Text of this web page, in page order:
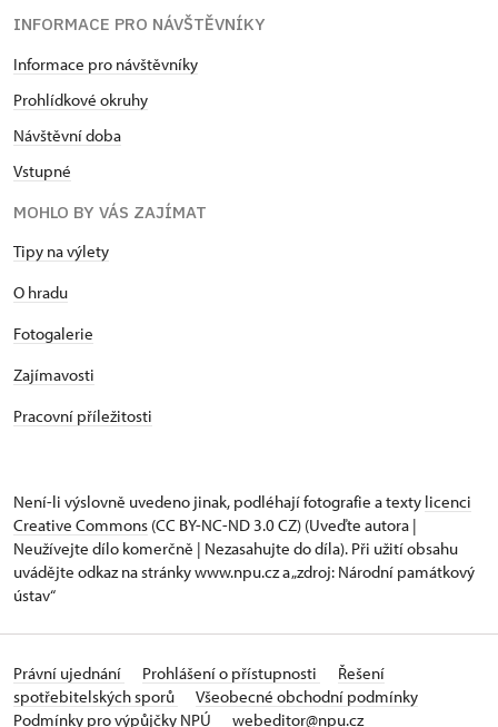
INFORMACE PRO NÁVŠTĚVNÍKY
Informace pro návštěvníky
Prohlídkové okruhy
Návštěvní doba
Vstupné
MOHLO BY VÁS ZAJÍMAT
Tipy na výlety
O hradu
Fotogalerie
Zajímavosti
Pracovní příležitosti
Není-li výslovně uvedeno jinak, podléhají fotografie a texty licenci
Creative Commons (CC BY-NC-ND 3.0 CZ) (Uveďte autora |
Neužívejte dílo komerčně | Nezasahujte do díla). Při užití obsahu
uvádějte odkaz na stránky www.npu.cz a „zdroj: Národní památkový
ústav“
Právní ujednání Prohlášení o přístupnosti
Řešení
spotřebitelských sporů
Všeobecné obchodní podmínky
Podmínky pro výpůjčky NPÚ
webeditor@npu.cz